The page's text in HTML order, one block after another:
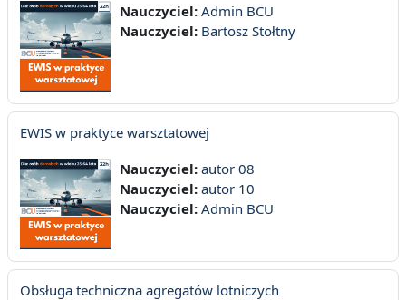
Nauczyciel: Admin BCU
Nauczyciel: Bartosz Stołtny
EWIS w praktyce warsztatowej
Nauczyciel: autor 08
Nauczyciel: autor 10
Nauczyciel: Admin BCU
Obsługa techniczna agregatów lotniczych